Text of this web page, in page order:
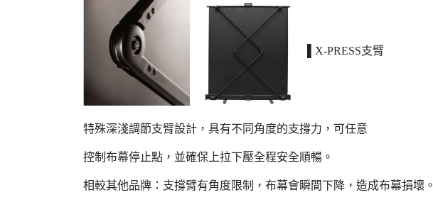
▌X-PRESS支臂
特殊深淺調節支臂設計，具有不同角度的支撐力，可任意
控制布幕停止點，並確保上拉下壓全程安全順暢。
相較其他品牌：支撐臂有角度限制，布幕會瞬間下降，造成布幕損壞。